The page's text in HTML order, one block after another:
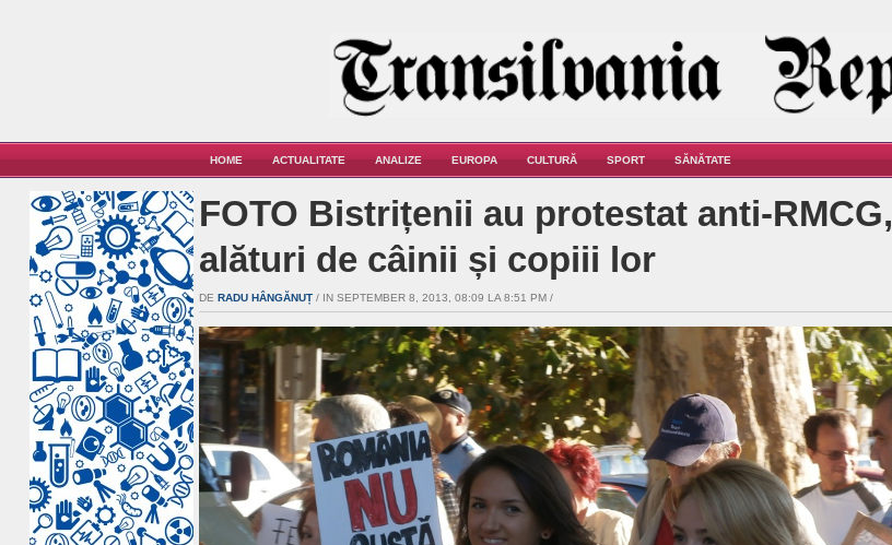
HOME ACTUALITATE ANALIZE EUROPA CULTURĂ SPORT SĂNĂTATE
FOTO Bistrițenii au protestat anti-RMCG,
alături de câinii și copiii lor
DE RADU HÂNGĂNUȚ / IN SEPTEMBER 8, 2013, 08:09 LA 8:51 PM /